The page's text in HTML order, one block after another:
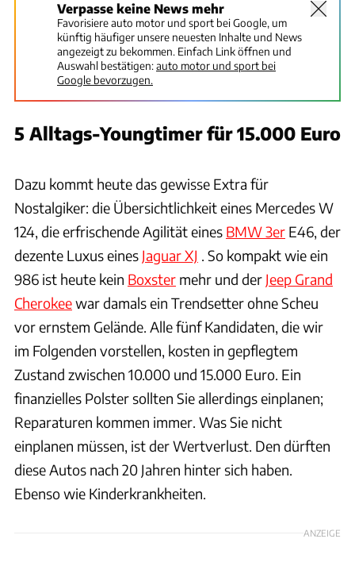
Verpasse keine News mehr
Favorisiere auto motor und sport bei Google, um
künftig häufiger unsere neuesten Inhalte und News
angezeigt zu bekommen. Einfach Link öffnen und
Auswahl bestätigen:auto motor und sport bei
Google bevorzugen.
5 Alltags-Youngtimer für 15.000 Euro
Ingolf Pompe
Dazu kommt heute das gewisse Extra für
Nostalgiker: die Übersichtlichkeit eines Mercedes W
124, die erfrischende Agilität eines BMW 3er E46, der
dezente Luxus eines Jaguar XJ . So kompakt wie ein
986 ist heute kein Boxster mehr und der Jeep Grand
Cherokeewar damals ein Trendsetter ohne Scheu
vor ernstem Gelände. Alle fünf Kandidaten, die wir
im Folgenden vorstellen, kosten in gepflegtem
Zustand zwischen 10.000 und 15.000 Euro. Ein
finanzielles Polster sollten Sie allerdings einplanen;
Reparaturen kommen immer. Was Sie nicht
einplanen müssen, ist der Wertverlust. Den dürften
diese Autos nach 20 Jahren hinter sich haben.
Ebenso wie Kinderkrankheiten.
ANZEIGE